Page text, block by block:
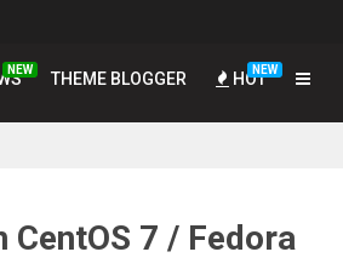
NEW THEME BLOGGER HOTNEW
7 / Fedora